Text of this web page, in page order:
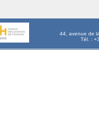
44, avenue de
Tél. :